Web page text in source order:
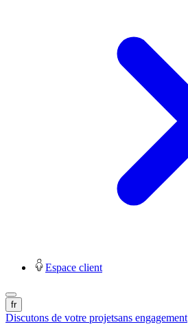
Espace client
fr
Discutons de votre projetsans engagement